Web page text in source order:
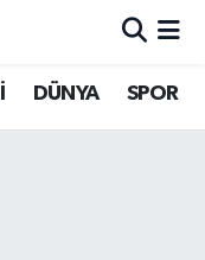
DÜNYA SPOR